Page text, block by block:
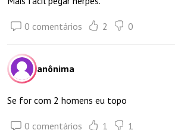
0 comentários 2 0
anônima
Se for com 2 homens eu topo
0 comentários 1 1